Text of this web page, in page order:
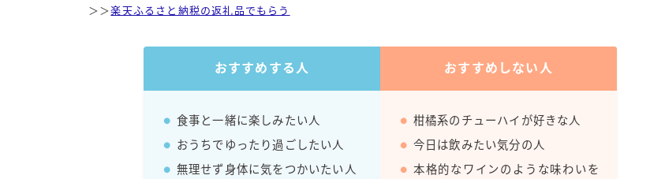
お得情報
Amazon
楽天
＞＞楽天ふるさと納税の返礼品でもらう
おすすめする人 おすすめしない人
食事と一緒に楽しみたい人
おうちでゆったり過ごしたい人
無理せず身体に気をつかいたい人
柑橘系のチューハイが好きな人
今日は飲みたい気分の人
本格的なワインのような味わいを